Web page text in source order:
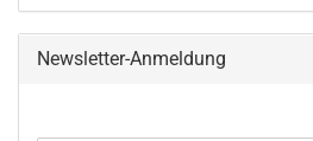
Newsletter-Anmeldung